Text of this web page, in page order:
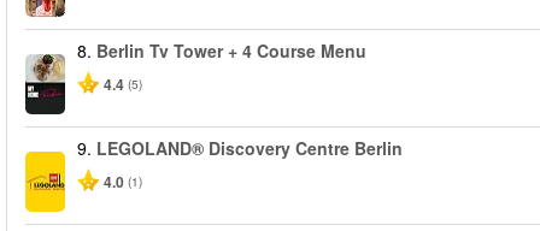
8. Berlin Tv Tower + 4 Course Menu
4.4 (5)
9. LEGOLAND® Discovery Centre Berlin
4.0 (1)